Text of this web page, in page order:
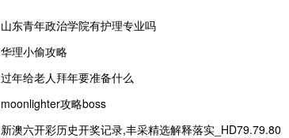
山东青年政治学院有护理专业吗
华理小偷攻略
过年给老人拜年要准备什么
moonlighter攻略boss
新澳六开彩历史开奖记录,丰采精选解释落实_HD79.79.80